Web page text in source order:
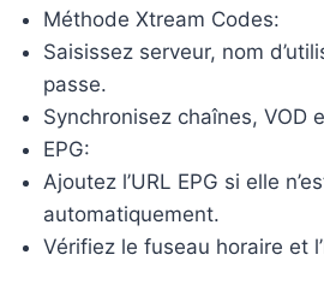
Méthode Xtream Codes:
Saisissez serveur, nom
passe.
Synchronisez chaînes, VOD
EPG:
Ajoutez l’URL EPG si elle
automatiquement.
Vérifiez le fuseau horaire et